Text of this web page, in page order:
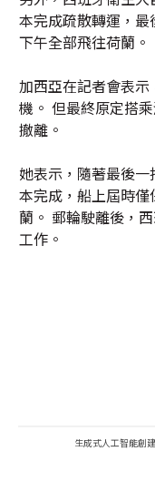
本完成疏散轉運，
下午全部飛往荷蘭。
加西亞在記者會表
機。 但最終原定搭
撤離。
她表示，隨著最後
本完成，船上屆時
蘭。 郵輪駛離後，
工作。
生成式人工智能創